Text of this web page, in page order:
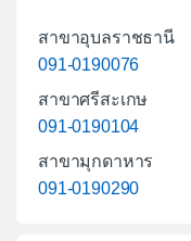
สาขาอุบลราชธานี
091-0190076
สาขาศรีสะเกษ
091-0190104
สาขามุกดาหาร
091-0190290